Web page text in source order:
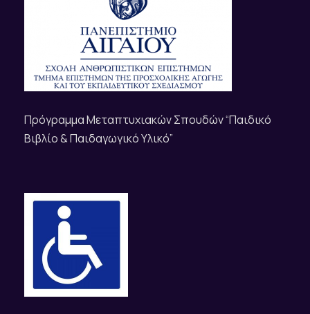
Πρόγραμμα Μεταπτυχιακών Σπουδών “Παιδικό
Βιβλίο & Παιδαγωγικό Υλικό”